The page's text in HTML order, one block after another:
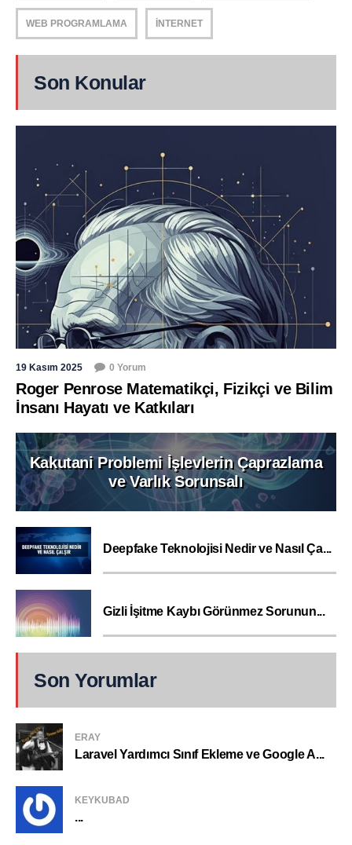
WEB PROGRAMLAMA İNTERNET
Son Konular
19 Kasım 2025 0 Yorum
Roger Penrose Matematikçi, Fizikçi ve Bilim
İnsanı Hayatı ve Katkıları
Kakutani Problemi İşlevlerin Çaprazlama
ve Varlık Sorunsalı
Deepfake Teknolojisi Nedir ve Nasıl Ça...
Gizli İşitme Kaybı Görünmez Sorunun...
Son Yorumlar
ERAY
Laravel Yardımcı Sınıf Ekleme ve Google A...
KEYKUBAD
...